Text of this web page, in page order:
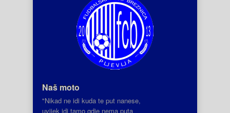
Naš moto
"Nikad ne idi kuda te put nanese,
uvijek idi tamo gdje nema puta